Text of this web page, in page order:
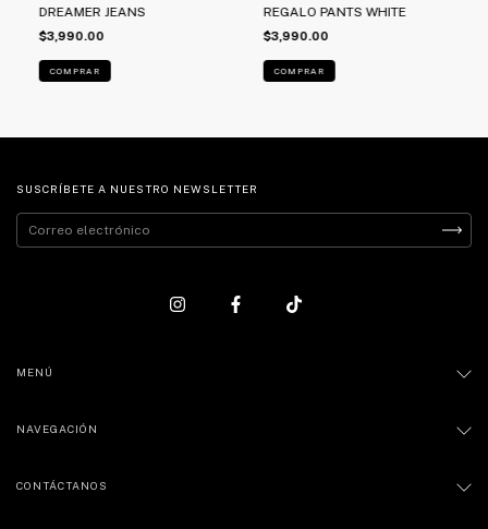
DREAMER JEANS
$3,990.00
COMPRAR
REGALO PANTS WHITE
$3,990.00
COMPRAR
SUSCRÍBETE A NUESTRO NEWSLETTER
MENÚ
NAVEGACIÓN
CONTÁCTANOS